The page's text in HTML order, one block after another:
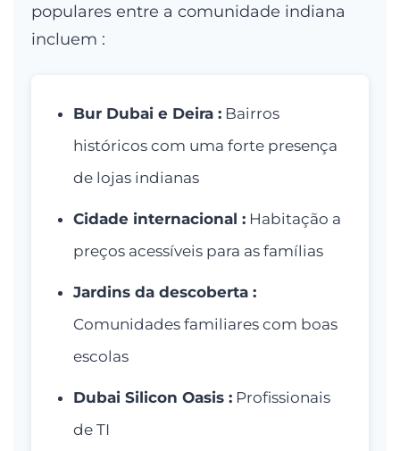
populares entre a comunidade indiana
incluem :
Bur Dubai e Deira :Bairros
históricos com uma forte presença
de lojas indianas
Cidade internacional :Habitação a
preços acessíveis para as famílias
Jardins da descoberta :
Comunidades familiares com boas
escolas
Dubai Silicon Oasis :Profissionais
de TI